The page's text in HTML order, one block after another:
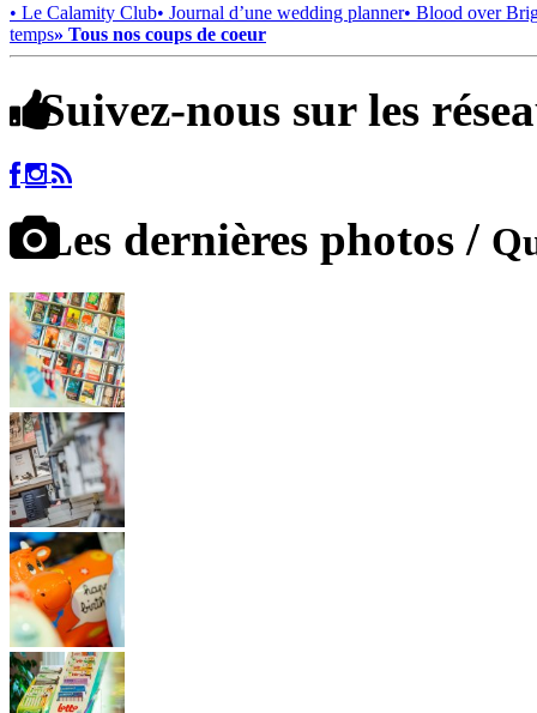
• Le Calamity Club• Journal d’une wedding planner• Blood over
temps» Tous nos coups de coeur
Suivez-nous sur les
Les dernières photos /